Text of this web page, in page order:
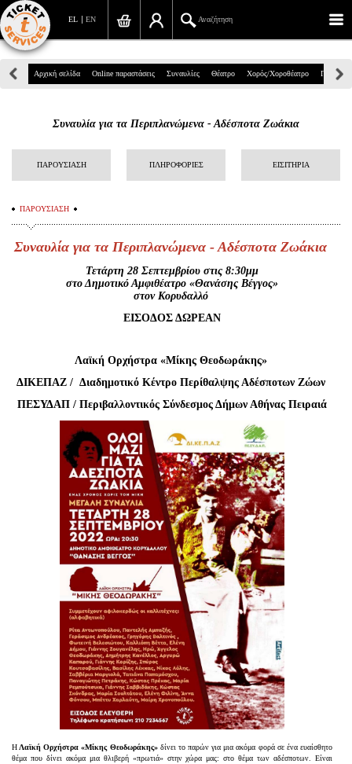
EN
EL Αναζήτηση
Πανεπιστημίου 39, Αθήνα
info@ticketservices.gr
Αναζήτηση
Παραγγελία
Προσωπικά Δεδομένα
Πληροφορίες
Είσοδος διαχειριστή
Αρχική σελίδα Online παραστάσεις Συναυλίες Θέατρο Χορός/Χοροθέατρο Παιδικά
Συναυλία για τα Περιπλανώμενα - Αδέσποτα Ζωάκια
ΠΑΡΟΥΣΙΑΣΗ ΠΛΗΡΟΦΟΡΙΕΣ ΕΙΣΙΤΗΡΙΑ
ΠΑΡΟΥΣΙΑΣΗ
Συναυλία για τα Περιπλανώμενα - Αδέσποτα Ζωάκια
Τετάρτη 28 Σεπτεμβρίου στις 8:30μμ
στο Δημοτικό Αμφιθέατρο «Θανάσης Βέγγος»
στον Κορυδαλλό
ΕΙΣΟΔΟΣ ΔΩΡΕΑΝ
Λαϊκή Ορχήστρα «Μίκης Θεοδωράκης»
ΔΙΚΕΠΑΖ / Διαδημοτικό Κέντρο Περίθαλψης Αδέσποτων Ζώων
ΠΕΣΥΔΑΠ / Περιβαλλοντικός Σύνδεσμος Δήμων Αθήνας Πειραιά
ΗΛαϊκή Ορχήστρα «Μίκης Θεοδωράκης»δίνει το παρών για μια ακόμα φορά σε ένα ευαίσθητο
θέμα που δίνει ακόμα μια θλιβερή «πρωτιά» στην χώρα μας: στο θέμα των αδέσποτων. Είναι